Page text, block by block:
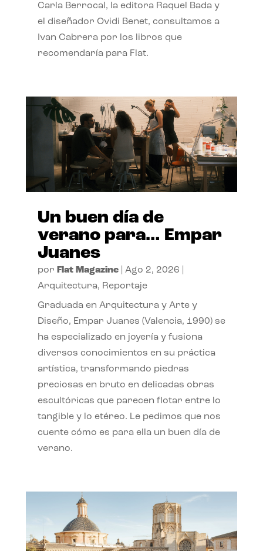
Carla Berrocal, la editora Raquel Bada y
el diseñador Ovidi Benet, consultamos a
Ivan Cabrera por los libros que
recomendaría para Flat.
Un buen día de
verano para… Empar
Juanes
por Flat Magazine| Ago 2, 2026
Arquitectura, Reportaje
Graduada en Arquitectura y Arte y
Diseño, Empar Juanes (Valencia, 1990) se
ha especializado en joyería y fusiona
diversos conocimientos en su práctica
artística, transformando piedras
preciosas en bruto en delicadas obras
escultóricas que parecen flotar entre lo
tangible y lo etéreo. Le pedimos que nos
cuente cómo es para ella un buen día de
verano.